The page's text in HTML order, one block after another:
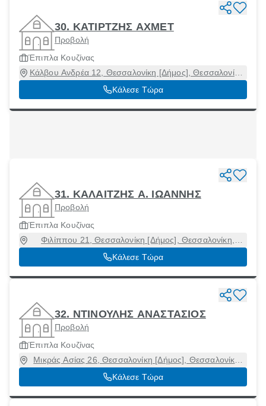
30. ΚΑΤΙΡΤΖΗΣ ΑΧΜΕΤ
Προβολή
Έπιπλα Κουζίνας
Κάλβου Ανδρέα 12, Θεσσαλονίκη [Δήμος], Θεσσαλονίκη,
54630
Κάλεσε Τώρα
31. ΚΑΛΑΙΤΖΗΣ Α. ΙΩΑΝΝΗΣ
Προβολή
Έπιπλα Κουζίνας
Φιλίππου 21, Θεσσαλονίκη [Δήμος], Θεσσαλονίκη,
54631
Κάλεσε Τώρα
32. ΝΤΙΝΟΥΛΗΣ ΑΝΑΣΤΑΣΙΟΣ
Προβολή
Έπιπλα Κουζίνας
Μικράς Ασίας 26, Θεσσαλονίκη [Δήμος], Θεσσαλονίκη,
54454
Κάλεσε Τώρα